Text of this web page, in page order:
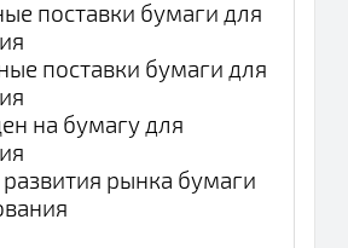
поставки бумаги для
поставки бумаги для
на бумагу для
рынка бумаги